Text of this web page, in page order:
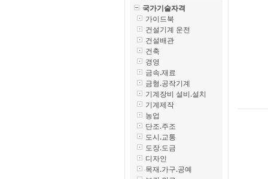
국가기술자격
가이드북
건설기계 운전
건설배관
건축
경영
금속.재료
금형.공작기계
기계장비 설비.설치
기계제작
농업
단조.주조
도시.교통
도장.도금
디자인
목재.가구.공예